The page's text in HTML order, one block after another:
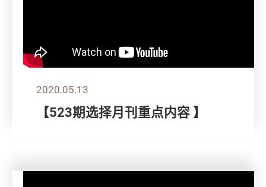
2020.05.13
【523期选择月刊重点内容 】